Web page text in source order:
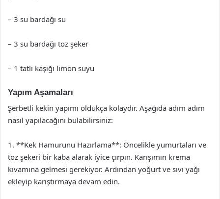
– 3 su bardağı su
– 3 su bardağı toz şeker
– 1 tatlı kaşığı limon suyu
Yapım Aşamaları
Şerbetli kekin yapımı oldukça kolaydır. Aşağıda adım adım
nasıl yapılacağını bulabilirsiniz:
1. **Kek Hamurunu Hazırlama**: Öncelikle yumurtaları ve
toz şekeri bir kaba alarak iyice çırpın. Karışımın krema
kıvamına gelmesi gerekiyor. Ardından yoğurt ve sıvı yağı
ekleyip karıştırmaya devam edin.